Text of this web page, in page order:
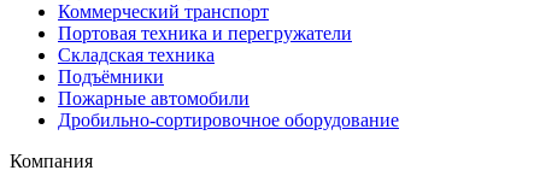
Коммерческий транспорт
Портовая техника и перегружатели
Складская техника
Подъёмники
Пожарные автомобили
Дробильно-сортировочное оборудование
Компания